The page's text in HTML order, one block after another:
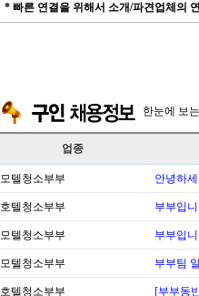
* 빠른 연결을 위해서 소개/파견업체의
한눈에 보
업종
모텔청소부부 안녕하
호텔청소부부 부부입
모텔청소부부 부부입
모텔청소부부 부부팀
호텔청소부부 [부부동